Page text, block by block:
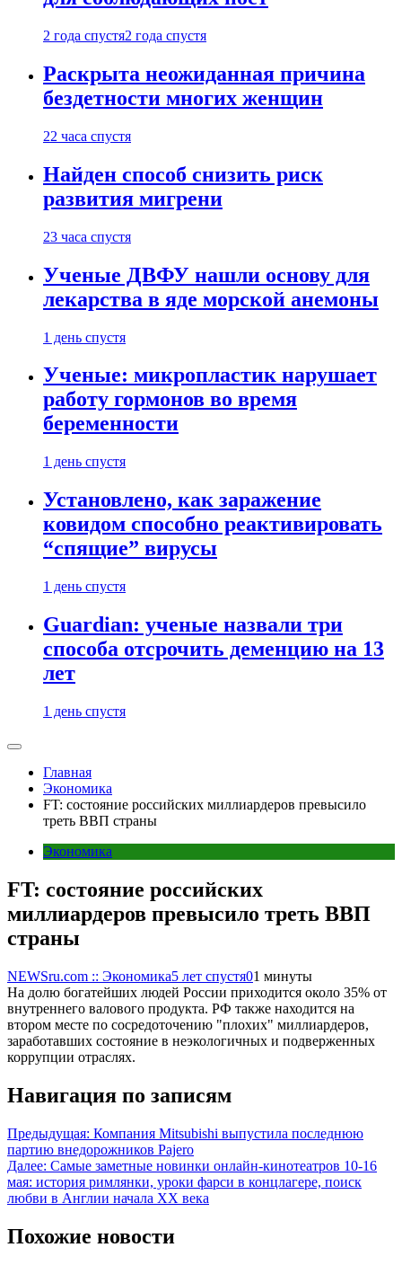
2 года спустя2 года спустя
Раскрыта неожиданная причина
бездетности многих женщин
22 часа спустя
Найден способ снизить риск
развития мигрени
23 часа спустя
Ученые ДВФУ нашли основу для
лекарства в яде морской анемоны
1 день спустя
Ученые: микропластик нарушает
работу гормонов во время
беременности
1 день спустя
Установлено, как заражение
ковидом способно реактивировать
“спящие” вирусы
1 день спустя
Guardian: ученые назвали три
способа отсрочить деменцию на 13
лет
1 день спустя
Главная
Экономика
FT: состояние российских миллиардеров превысило
треть ВВП страны
Экономика
FT: состояние российских
миллиардеров превысило треть ВВП
страны
NEWSru.com :: Экономика5 лет спустя01 минуты
На долю богатейших людей России приходится около 35% от
внутреннего валового продукта. РФ также находится на
втором месте по сосредоточению "плохих" миллиардеров,
заработавших состояние в неэкологичных и подверженных
коррупции отраслях.
Навигация по записям
Предыдущая: Компания Mitsubishi выпустила последнюю
партию внедорожников Pajero
Далее: Самые заметные новинки онлайн-кинотеатров 10-16
мая: история римлянки, уроки фарси в концлагере, поиск
любви в Англии начала XX века
Похожие новости